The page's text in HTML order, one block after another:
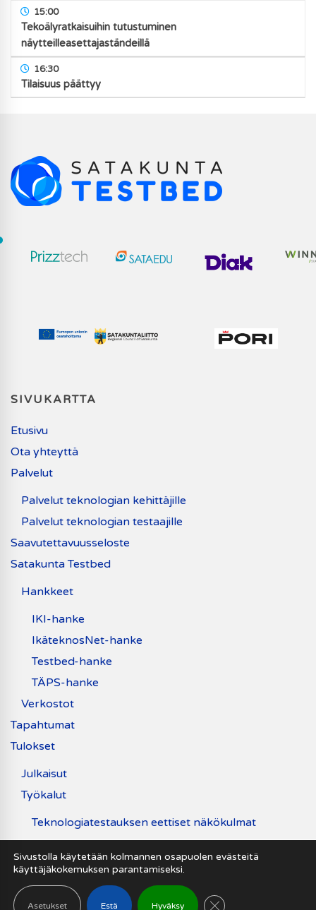
15:00
Tekoälyratkaisuihin tutustuminen
näytteilleasettajaständeillä
16:30
Tilaisuus päättyy
SIVUKARTTA
Etusivu
Ota yhteyttä
Palvelut
Palvelut teknologian kehittäjille
Palvelut teknologian testaajille
Saavutettavuusseloste
Satakunta Testbed
Hankkeet
IKI-hanke
IkäteknosNet-hanke
Testbed-hanke
TÄPS-hanke
Verkostot
Tapahtumat
Tulokset
Julkaisut
Työkalut
Teknologiatestauksen eettiset näkökulmat
Uutiset
Saavutettavuusseloste
Sivustolla käytetään kolmannen osapuolen evästeitä
käyttäjäkokemuksen parantamiseksi.
Hyväksy
Estä
Asetukset SULJE